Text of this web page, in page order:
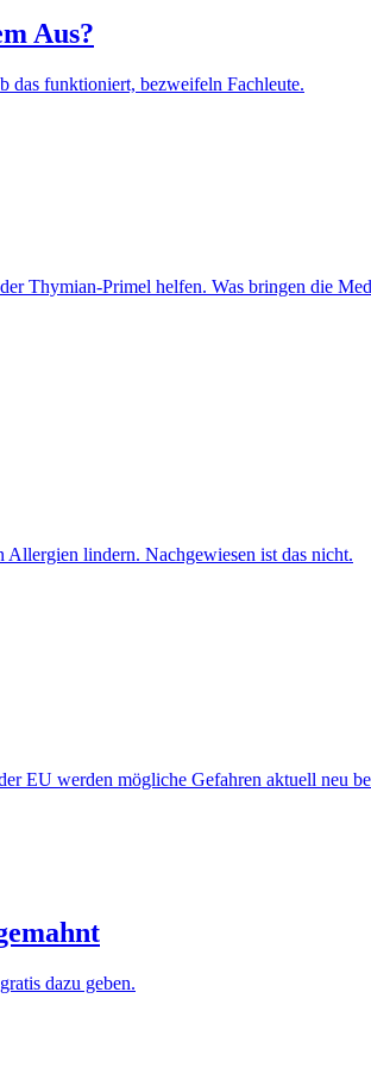
Aus?
das funktioniert, bezweifeln Fachleute.
Thymian-Primel helfen. Was bringen die
lindern. Nachgewiesen ist das nicht.
EU werden mögliche Gefahren aktuell neu
dazu geben.